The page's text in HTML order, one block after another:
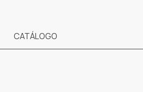
CATÁLOGO